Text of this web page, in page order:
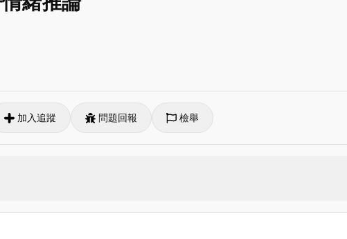
加入追蹤 問題回報 檢舉